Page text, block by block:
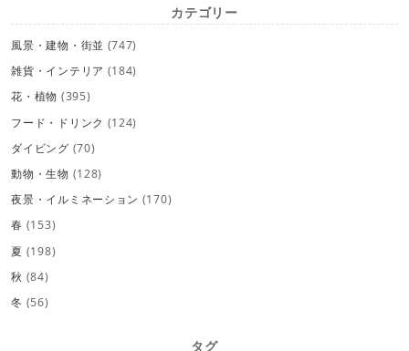
カテゴリー
風景・建物・街並 (747)
雑貨・インテリア (184)
花・植物 (395)
フード・ドリンク (124)
ダイビング (70)
動物・生物 (128)
夜景・イルミネーション (170)
春 (153)
夏 (198)
秋 (84)
冬 (56)
タグ